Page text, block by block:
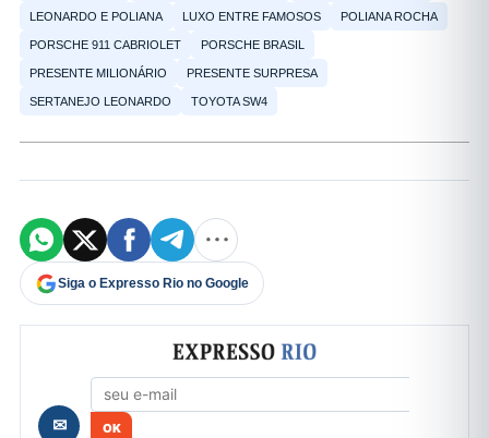
LEONARDO E POLIANA LUXO ENTRE FAMOSOS POLIANA ROCHA
PORSCHE 911 CABRIOLET PORSCHE BRASIL
PRESENTE MILIONÁRIO PRESENTE SURPRESA
SERTANEJO LEONARDO TOYOTA SW4
Siga o Expresso Rio no Google
Formulário de cadastro
✉